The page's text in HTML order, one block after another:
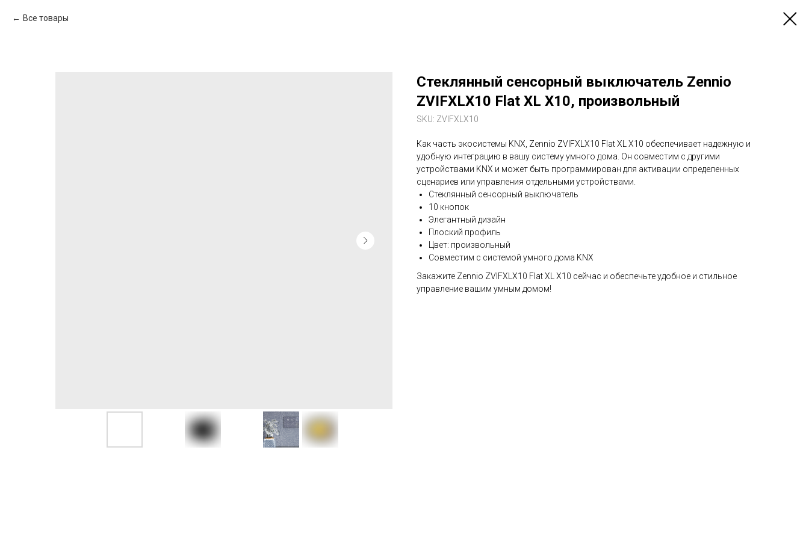
Все товары
Стеклянный сенсорный выключатель Zennio
ZVIFXLX10 Flat XL X10, произвольный
SKU: ZVIFXLX10
Как часть экосистемы KNX, Zennio ZVIFXLX10 Flat XL X10 обеспечивает надежную и
удобную интеграцию в вашу систему умного дома. Он совместим с другими
устройствами KNX и может быть программирован для активации определенных
сценариев или управления отдельными устройствами.
Стеклянный сенсорный выключатель
10 кнопок
Элегантный дизайн
Плоский профиль
Цвет: произвольный
Совместим с системой умного дома KNX
Закажите Zennio ZVIFXLX10 Flat XL X10 сейчас и обеспечьте удобное и стильное
управление вашим умным домом!